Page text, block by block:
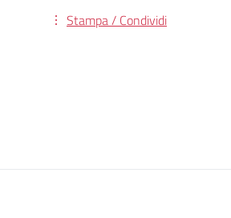
Stampa / Condividi